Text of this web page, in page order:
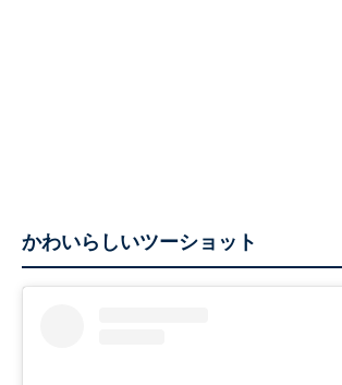
かわいらしいツーショット